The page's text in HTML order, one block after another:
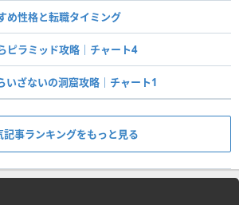
め性格と転職タイミング
ピラミッド攻略｜チャート4
いざないの洞窟攻略｜チャート1
記事ランキングをもっと見る